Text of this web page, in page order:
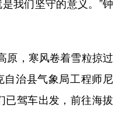
我们坚守的意义。”钟
，寒风卷着雪粒掠过
自治县气象局工程师尼
已驾车出发，前往海拔